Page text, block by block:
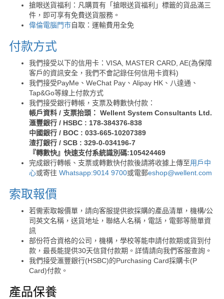
搶眼送貨福利：凡購買有「搶眼送貨福利」標籤的貨品滿三
件，即可享有免費送貨服務。
偉倫電腦門市自取：運輸費用全免
付款方式
我們接受以下的信用卡：VISA, MASTER CARD, AE(為保障
客戶的資訊安全，我們不會記錄任何信用卡資料)
我們接受PayMe、WeChat Pay、Alipay HK、八達通、
Tap&Go等線上付款方式
我們接受銀行轉帳，支票及轉數快付款：
帳戶資料 / 支票抬頭： Wellent System Consultants Ltd.
滙豐銀行 / HSBC : 178-384376-838
中國銀行 / BOC : 033-665-10207389
渣打銀行 / SCB : 329-0-034196-7
『轉數快』快速支付系統識別碼:105424469
完成銀行轉帳、支票或轉數快付款後請將收據上傳至用戶中
心或寄往 Whatsapp:9014 9700或電郵eshop@wellent.com
索取報價
若需索取報價單，請向客服提供欲採購的產品清單，機構/公
司英文名稱，送貨地址，聯絡人名稱，電話，電郵等簡單資
訊
部份符合資格的公司，機構，學校等能申請付款期或貨到付
款，最長能提供30天信貸付款期。詳情請向我們客服查詢。
我們接受滙豐銀行(HSBC)的Purchasing Card採購卡(P
Card)付款。
產品保養